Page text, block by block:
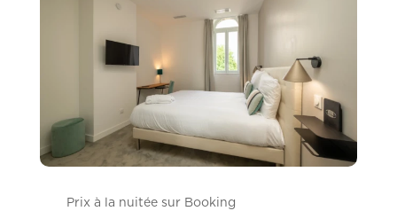
Prix à la nuitée sur Booking